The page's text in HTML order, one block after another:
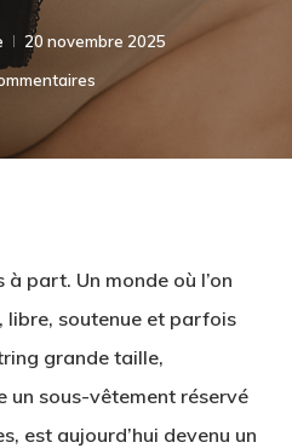
20 novembre 2025
part. Un monde où l’on
libre, soutenue et parfois
grande taille,
un sous-vêtement réservé
est aujourd’hui devenu un